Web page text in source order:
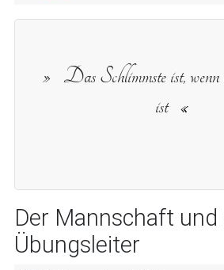
Das Schlimmste ist,
ist
Der Mannschaft und
Übungsleiter